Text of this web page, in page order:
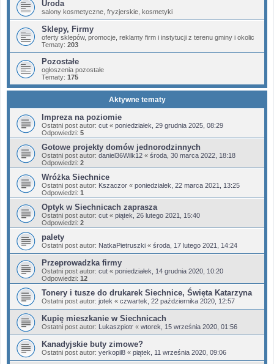
Uroda
salony kosmetyczne, fryzjerskie, kosmetyki
Sklepy, Firmy
oferty sklepów, promocje, reklamy firm i instytucji z terenu gminy i okolic
Tematy: 203
Pozostałe
ogłoszenia pozostałe
Tematy: 175
Aktywne tematy
Impreza na poziomie
Ostatni post autor: cut « poniedziałek, 29 grudnia 2025, 08:29
Odpowiedzi: 5
Gotowe projekty domów jednorodzinnych
Ostatni post autor: daniel36Wilk12 « środa, 30 marca 2022, 18:18
Odpowiedzi: 2
Wróżka Siechnice
Ostatni post autor: Kszaczor « poniedziałek, 22 marca 2021, 13:25
Odpowiedzi: 1
Optyk w Siechnicach zaprasza
Ostatni post autor: cut « piątek, 26 lutego 2021, 15:40
Odpowiedzi: 2
palety
Ostatni post autor: NatkaPietruszki « środa, 17 lutego 2021, 14:24
Przeprowadzka firmy
Ostatni post autor: cut « poniedziałek, 14 grudnia 2020, 10:20
Odpowiedzi: 12
Tonery i tusze do drukarek Siechnice, Święta Katarzyna
Ostatni post autor: jotek « czwartek, 22 października 2020, 12:57
Kupię mieszkanie w Siechnicach
Ostatni post autor: Lukaszpiotr « wtorek, 15 września 2020, 01:56
Kanadyjskie buty zimowe?
Ostatni post autor: yerkopil8 « piątek, 11 września 2020, 09:06